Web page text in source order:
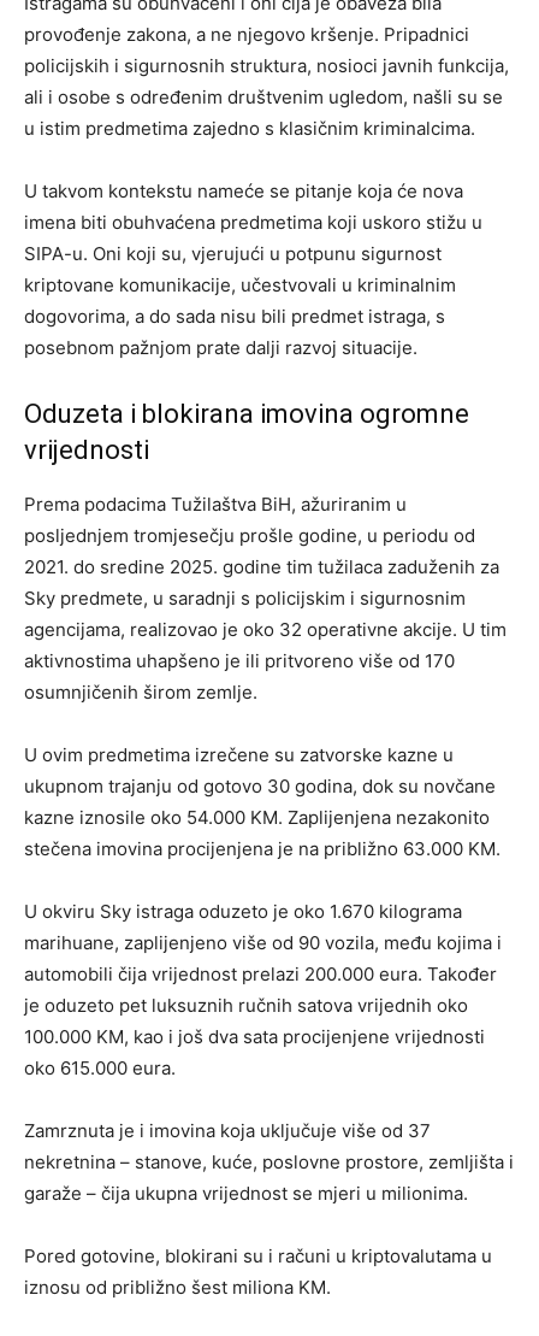
provođenje zakona, a ne njegovo kršenje. Pripadnici
policijskih i sigurnosnih struktura, nosioci javnih funkcija,
ali i osobe s određenim društvenim ugledom, našli su se
u istim predmetima zajedno s klasičnim kriminalcima.
U takvom kontekstu nameće se pitanje koja će nova
imena biti obuhvaćena predmetima koji uskoro stižu u
SIPA-u. Oni koji su, vjerujući u potpunu sigurnost
kriptovane komunikacije, učestvovali u kriminalnim
dogovorima, a do sada nisu bili predmet istraga, s
posebnom pažnjom prate dalji razvoj situacije.
Oduzeta i blokirana imovina ogromne
vrijednosti
Prema podacima Tužilaštva BiH, ažuriranim u
posljednjem tromjesečju prošle godine, u periodu od
2021. do sredine 2025. godine tim tužilaca zaduženih za
Sky predmete, u saradnji s policijskim i sigurnosnim
agencijama, realizovao je oko 32 operativne akcije. U tim
aktivnostima uhapšeno je ili pritvoreno više od 170
osumnjičenih širom zemlje.
U ovim predmetima izrečene su zatvorske kazne u
ukupnom trajanju od gotovo 30 godina, dok su novčane
kazne iznosile oko 54.000 KM. Zaplijenjena nezakonito
stečena imovina procijenjena je na približno 63.000 KM.
U okviru Sky istraga oduzeto je oko 1.670 kilograma
marihuane, zaplijenjeno više od 90 vozila, među kojima i
automobili čija vrijednost prelazi 200.000 eura. Također
je oduzeto pet luksuznih ručnih satova vrijednih oko
100.000 KM, kao i još dva sata procijenjene vrijednosti
oko 615.000 eura.
Zamrznuta je i imovina koja uključuje više od 37
nekretnina – stanove, kuće, poslovne prostore, zemljišta i
garaže – čija ukupna vrijednost se mjeri u milionima.
Pored gotovine, blokirani su i računi u kriptovalutama u
iznosu od približno šest miliona KM.